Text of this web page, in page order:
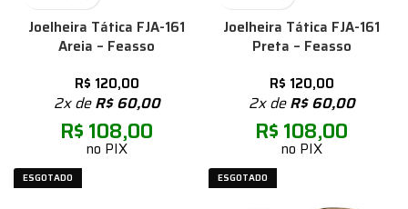
Joelheira Tática FJA-161
Areia – Feasso
R$ 120,00
2x deR$60,00
R$ 108,00
no PIX
Joelheira Tática FJA-161
Preta – Feasso
R$ 120,00
2x deR$60,00
R$ 108,00
no PIX
ESGOTADO ESGOTADO